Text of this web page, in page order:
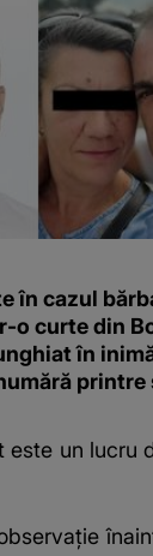
în cazul
o curte din
în
printre
un